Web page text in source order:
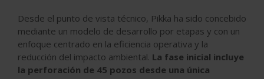
Desde el punto de vista técnico, Pikka ha sido concebido
mediante un modelo de desarrollo por etapas y con un
enfoque centrado en la eficiencia operativa y la
reducción del impacto ambiental. La fase inicial incluye
la perforación de 45 pozos desde una única